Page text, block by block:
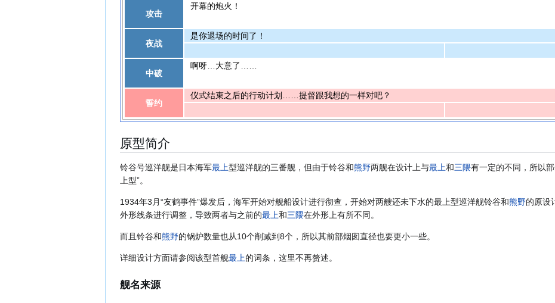
攻击
开幕的炮火！
夜战
是你退场的时间了！
中破
啊呀…大意了……
誓约
仪式结束之后的行动计划……提督跟我想的一样对吧？
原型简介
铃谷号巡洋舰是日本海军最上型巡洋舰的三番舰，但由于铃谷和熊野两舰在设计上与最上和三隈有一定的不同，所以
上型”。
1934年3月“友鹤事件”爆发后，海军开始对舰船设计进行彻查，开始对两艘还未下水的最上型巡洋舰铃谷和熊野的原设
外形线条进行调整，导致两者与之前的最上和三隈在外形上有所不同。
而且铃谷和熊野的锅炉数量也从10个削减到8个，所以其前部烟囱直径也要更小一些。
详细设计方面请参阅该型首舰最上的词条，这里不再赘述。
舰名来源